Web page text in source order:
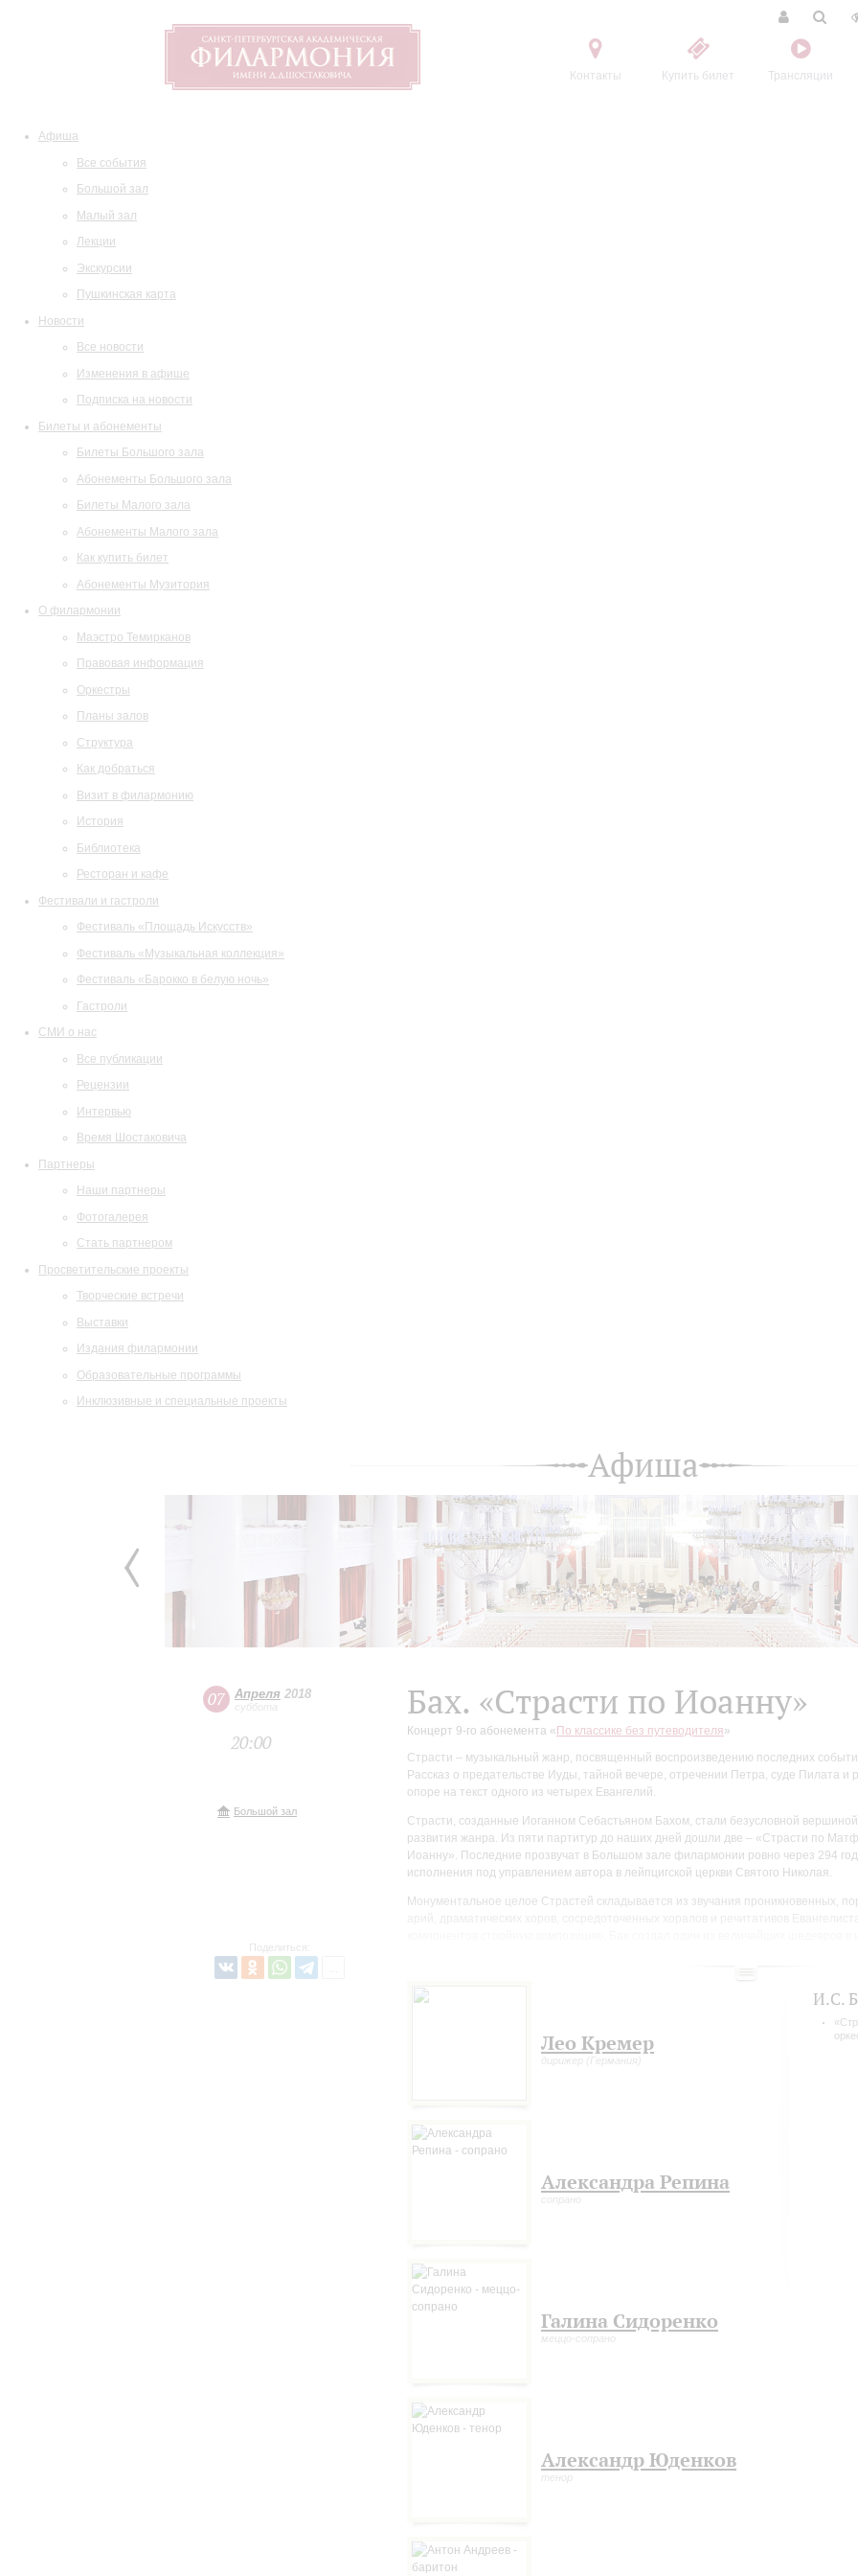
Контакты Купить билет Трансляции
Афиша
Все события
Большой зал
Малый зал
Лекции
Экскурсии
Пушкинская карта
Новости
Все новости
Изменения в афише
Подписка на новости
Билеты и абонементы
Билеты Большого зала
Абонементы Большого зала
Билеты Малого зала
Абонементы Малого зала
Как купить билет
Абонементы Музитория
О филармонии
Маэстро Темирканов
Правовая информация
Оркестры
Планы залов
Структура
Как добраться
Визит в филармонию
История
Библиотека
Ресторан и кафе
Фестивали и гастроли
Фестиваль «Площадь Искусств»
Фестиваль «Музыкальная коллекция»
Фестиваль «Барокко в белую ночь»
Гастроли
СМИ о нас
Все публикации
Рецензии
Интервью
Время Шостаковича
Партнеры
Наши партнеры
Фотогалерея
Стать партнером
Просветительские проекты
Творческие встречи
Выставки
Издания филармонии
Образовательные программы
Инклюзивные и специальные проекты
Афиша
07 Апреля 2018
суббота
20:00
Большой зал
Поделиться:
Бах. «Страсти по Иоанну»
Концерт 9-го абонемента « По классике без путеводителя»
Страсти – музыкальный жанр, посвященный воспроизведению последних
Рассказ о предательстве Иуды, тайной вечере, отречении Петра, суде Пилата и
опоре на текст одного из четырех Евангелий.
Страсти, созданные Иоганном Себастьяном Бахом, стали безусловной вершиной
развития жанра. Из пяти партитур до наших дней дошли две – «Страсти по
Иоанну». Последние прозвучат в Большом зале филармонии ровно через 294
исполнения под управлением автора в лейпцигской церкви Святого Николая.
Монументальное целое Страстей складывается из звучания проникновенных,
Лео Кремер
дирижер (Германия)
Александра Репина
сопрано
Галина Сидоренко
меццо-сопрано
Александр Юденков
тенор
И.С.